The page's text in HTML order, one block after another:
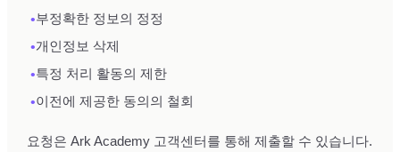
•부정확한 정보의 정정
•개인정보 삭제
•특정 처리 활동의 제한
•이전에 제공한 동의의 철회
요청은 Ark Academy 고객센터를 통해 제출할 수 있습니다.